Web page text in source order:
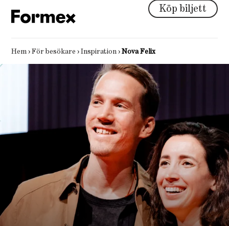
Köp biljett
Hem ›För besökare ›Inspiration ›Nova Felix